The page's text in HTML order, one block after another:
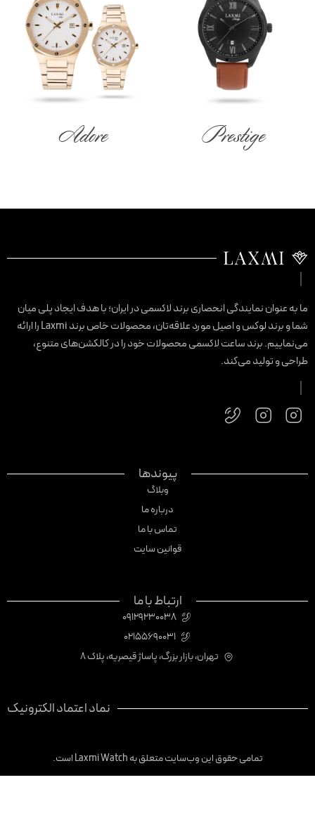
Prestige
Adore
به عنوان نمایندگی انحصاری برند لاکسمی در ایران؛ با هدف ایجاد پلی میان
شما و برند لوکس و اصیل مورد علاقه‌تان، محصولات خاص برند Laxmi را ارائه
برند ساعت لاکسمی محصولات خود را در کالکشن‌های متنوع،
و تولید می‌کند.
پیوندها
وبلاگ
درباره ما
تماس با ما
قوانین سایت
ارتباط با ما
09129230038
02155690031
تهران، بازار بزرگ، پاساژ قیصریه، پلاک 8
نماد اعتماد الکترونیک
تمامی حقوق این وب‌سایت متعلق به Laxmi Watch است.